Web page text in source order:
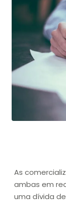
As
ambas em
uma dívida